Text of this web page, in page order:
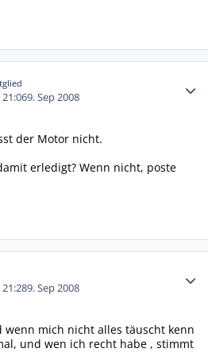
9. Sep 2008
der Motor nicht.
erledigt? Wenn nicht, poste
9. Sep 2008
wenn mich nicht alles täuscht kenn
und wen ich recht habe , stimmt